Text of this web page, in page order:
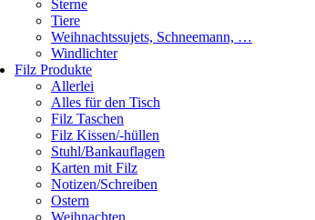
Sterne
Tiere
Weihnachtssujets, Schneemann, …
Windlichter
Filz Produkte
Allerlei
Alles für den Tisch
Filz Taschen
Filz Kissen/-hüllen
Stuhl/Bankauflagen
Karten mit Filz
Notizen/Schreiben
Ostern
Weihnachten